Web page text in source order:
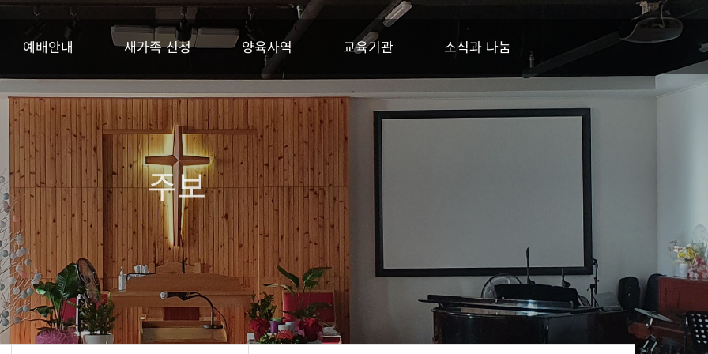
예배안내 새가족 신청 양육사역 교육기관 소식과 나눔
주보